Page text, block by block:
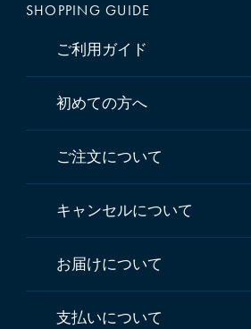
SHOPPING GUIDE
ご利用ガイド
初めての方へ
ご注文について
キャンセルについて
お届けについて
支払いについて